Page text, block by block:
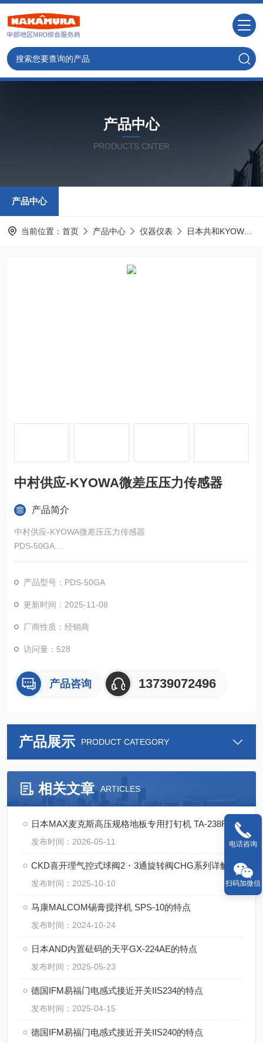
产品中心
PRODUCTS CNTER
产品中心
当前位置： 首页 产品中心 仪器仪表 日本共和KYOWA
中村供应-KYOWA微差压压力传感器
产品简介
中村供应-KYOWA微差压压力传感器
PDS-50GA
本传感器采用在硅平面隔上形成扩散型半导体的应变片, 小型、轻
额定容量：1～7 kPa
温度补偿范围：0～50℃
产品型号：PDS-50GA
更新时间：2025-11-08
厂商性质：经销商
访问量：528
产品咨询 13739072496
产品展示 PRODUCT CATEGORY
相关文章 ARTICLES
日本MAX麦克斯高压规格地板专用打钉机 TA-238F3（D）/4MA的使用方法
发布时间：2026-05-11
CKD喜开理气控式球阀2・3通旋转阀CHG系列详解
发布时间：2025-10-10
马康MALCOM锡膏搅拌机 SPS-10的特点
发布时间：2024-10-24
日本AND内置砝码的天平GX-224AE的特点
发布时间：2025-05-23
德国IFM易福门电感式接近开关IIS234的特点
发布时间：2025-04-15
德国IFM易福门电感式接近开关IIS240的特点
电话咨询
扫码加微信